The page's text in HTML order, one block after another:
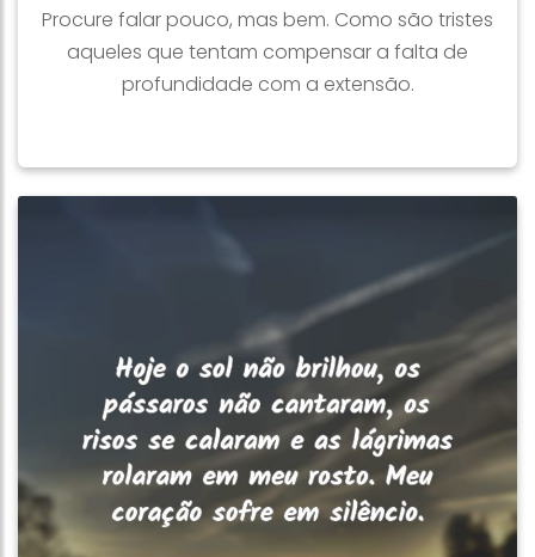
Procure falar pouco, mas bem. Como são tristes
aqueles que tentam compensar a falta de
profundidade com a extensão.